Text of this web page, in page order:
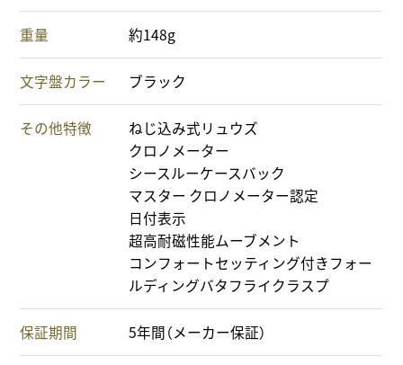
重量 約148g
文字盤カラー ブラック
その他特徴
ねじ込み式リュウズ
クロノメーター
シースルーケースバック
マスター クロノメーター認定
日付表示
超高耐磁性能ムーブメント
コンフォートセッティング付きフォー
ルディングバタフライクラスプ
保証期間 5年間（メーカー保証）